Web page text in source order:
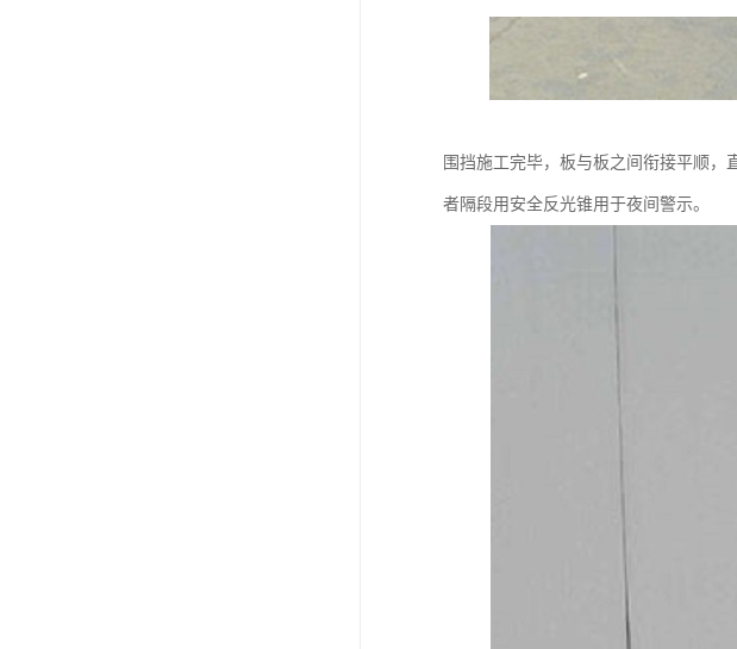
围挡施工完毕，板与板之间衔接平顺
者隔段用安全反光锥用于夜间警示。